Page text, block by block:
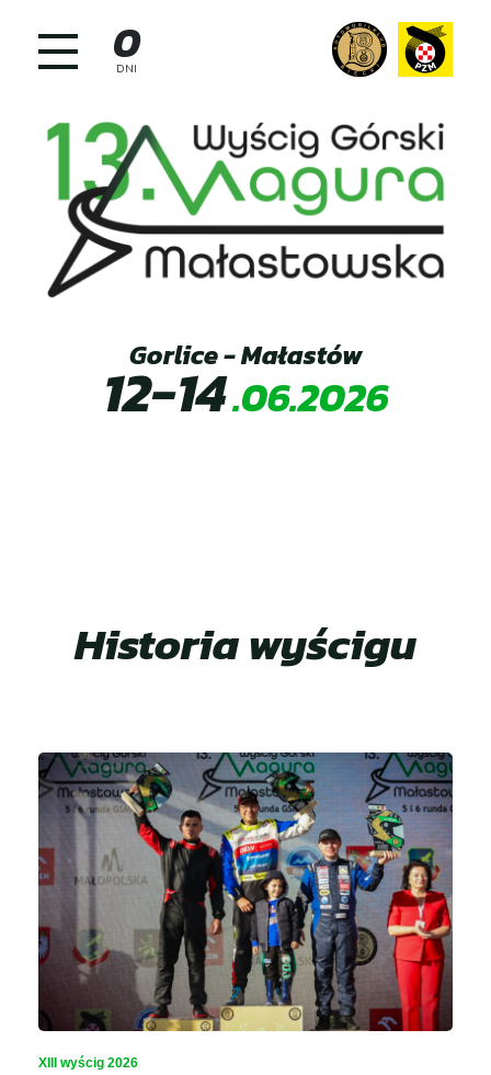
content
0
DNI
Gorlice - Małastów
12-14.06.2026
Historia wyścigu
XIII wyścig 2026